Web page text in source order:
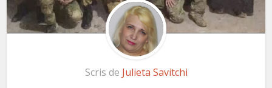
Scris de Julieta Savitchi